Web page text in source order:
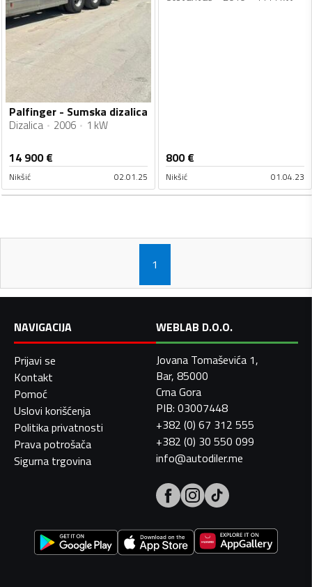
Palfinger - Sumska dizalica
Dizalica 2006 1 kW
14 900€
Nikšić 02.01.25
800€
Nikšić 01.04.23
1
NAVIGACIJA
Prijavi se
Kontakt
Pomoć
Uslovi korišćenja
Politika privatnosti
Prava potrošača
Sigurna trgovina
WEBLAB D.O.O.
Jovana Tomaševića 1,
Bar, 85000
Crna Gora
PIB: 03007448
+382 (0) 67 312 555
+382 (0) 30 550 099
info@autodiler.me